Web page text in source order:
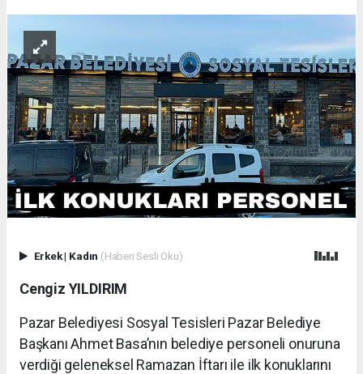
Erkek| Kadın (Haberi Sesli Oku)
Cengiz YILDIRIM
Pazar Belediyesi Sosyal Tesisleri Pazar Belediye
Başkanı Ahmet Basa’nın belediye personeli onuruna
verdiği geleneksel Ramazan İftarı ile ilk konuklarını